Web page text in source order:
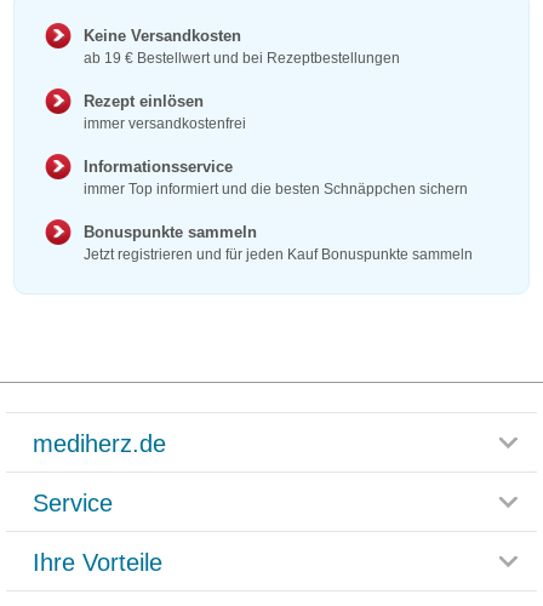
Keine Versandkosten
ab 19 € Bestellwert und bei Rezeptbestellungen
Rezept einlösen
immer versandkostenfrei
Informationsservice
immer Top informiert und die besten Schnäppchen sichern
Bonuspunkte sammeln
Jetzt registrieren und für jeden Kauf Bonuspunkte sammeln
mediherz.de
Glossar
Häufig gestellte Fragen
Service
Rücksendemöglichkeit
Ihre Vorteile